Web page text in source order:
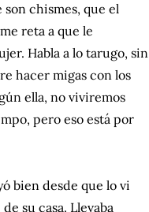
chismes, que el
reta a que le
Habla a lo tarugo, sin
hacer migas con los
ella, no viviremos
pero eso está por
bien desde que lo vi
su casa. Llevaba